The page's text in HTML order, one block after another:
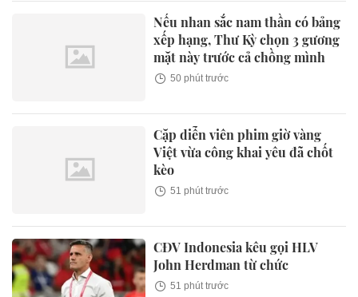
Nếu nhan sắc nam thần có bảng
xếp hạng, Thư Kỳ chọn 3 gương
mặt này trước cả chồng mình
50 phút trước
Cặp diễn viên phim giờ vàng
Việt vừa công khai yêu đã chốt
kèo
51 phút trước
CĐV Indonesia kêu gọi HLV
John Herdman từ chức
51 phút trước